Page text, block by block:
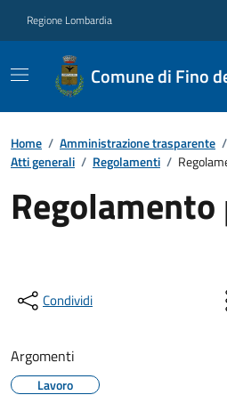
Regione Lombardia
Comune di Fino
Home / Amministrazione trasparente /
Atti generali / Regolamenti /
Condividi
Argomenti
Lavoro